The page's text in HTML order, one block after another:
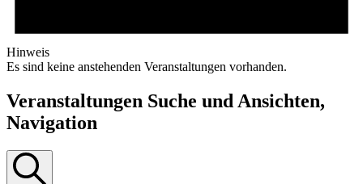
Hinweis
Es sind keine anstehenden Veranstaltungen vorhanden.
Veranstaltungen Suche und Ansichten,
Navigation